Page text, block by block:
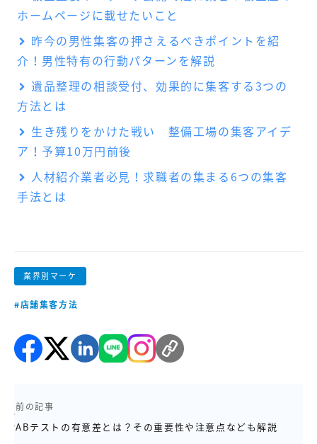
業界別マーケ
#店舗集客方法
前の記事
ABテストの有意差とは？その重要性や注意点なども解説
ホームページに載せたいこと
昨今の男性集客の押さえるべきポイントを紹
介！男性特有の行動パターンを解説
遺品整理の相談受付、効果的に集客する3つの
方法とは
生き残りをかけた戦い 整備工場の集客アイデ
ア！予算10万円前後
人材紹介業者必見！求職者の集まる6つの集客
手法とは